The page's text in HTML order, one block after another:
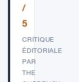
/
5
CRITIQUE
ÉDITORIALE
PAR
THE